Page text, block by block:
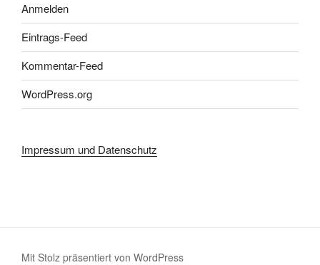
Anmelden
Eintrags-Feed
Kommentar-Feed
WordPress.org
Impressum und Datenschutz
Mit Stolz präsentiert von WordPress